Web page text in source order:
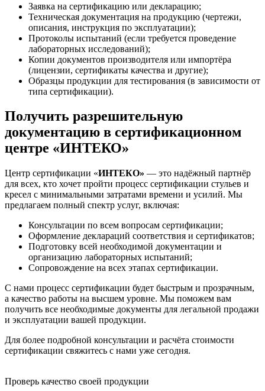
Заявка на сертификацию или декларацию;
Техническая документация на продукцию (чертежи,
описания, инструкция по эксплуатации);
Протоколы испытаний (если требуется проведение
лабораторных исследований);
Копии документов производителя или импортёра
(лицензии, сертификаты качества и другие);
Образцы продукции для тестирования (в зависимости от
типа сертификации).
Получить разрешительную
документацию в сертификационном
центре «ИНТЕКО»
Центр сертификации «ИНТЕКО» — это надёжный партнёр
для всех, кто хочет пройти процесс сертификации стульев и
кресел с минимальными затратами времени и усилий. Мы
предлагаем полный спектр услуг, включая:
Консультации по всем вопросам сертификации;
Оформление деклараций соответствия и сертификатов;
Подготовку всей необходимой документации и
организацию лабораторных испытаний;
Сопровождение на всех этапах сертификации.
С нами процесс сертификации будет быстрым и прозрачным,
а качество работы на высшем уровне. Мы поможем вам
получить все необходимые документы для легальной продажи
и эксплуатации вашей продукции.
Для более подробной консультации и расчёта стоимости
сертификации свяжитесь с нами уже сегодня.
Проверь качество своей продукции